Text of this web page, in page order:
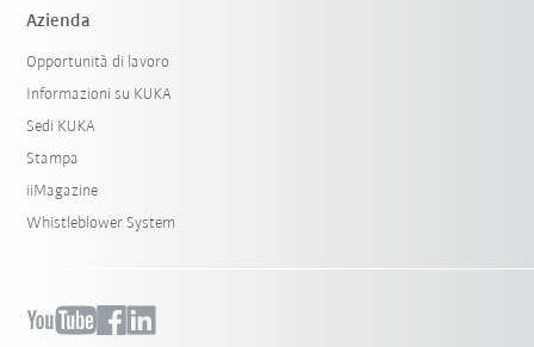
Azienda
Opportunità di lavoro
Informazioni su KUKA
Sedi KUKA
Stampa
iiMagazine
Whistleblower System